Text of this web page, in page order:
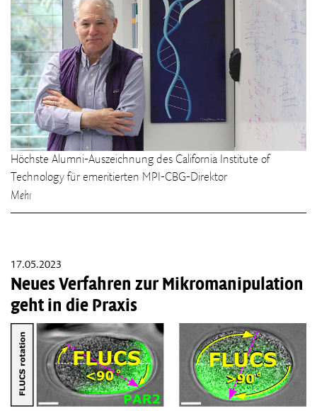
Höchste Alumni-Auszeichnung des California Institute of
Technology für emeritierten MPI-CBG-Direktor
Mehr
17.05.2023
Neues Verfahren zur Mikromanipulation
geht in die Praxis